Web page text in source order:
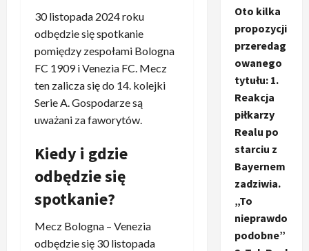
30 listopada 2024 roku
odbędzie się spotkanie
pomiędzy zespołami Bologna
FC 1909 i Venezia FC. Mecz
ten zalicza się do 14. kolejki
Serie A. Gospodarze są
uważani za faworytów.
Kiedy i gdzie
odbędzie się
spotkanie?
Mecz Bologna – Venezia
odbędzie się 30 listopada
Oto kilka
propozycji
przeredag
owanego
tytułu: 1.
Reakcja
piłkarzy
Realu po
starciu z
Bayernem
zadziwia.
„To
nieprawdo
podobne”